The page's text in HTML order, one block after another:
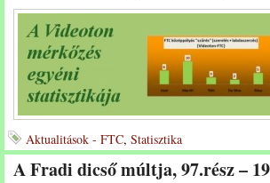
Aktualitások - FTC, Statisztika
A Fradi dicső múltja, 97.rész –